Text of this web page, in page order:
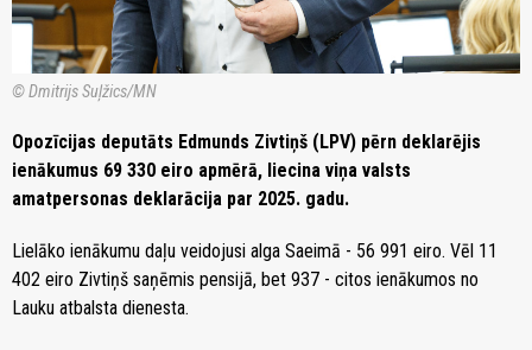
© Dmitrijs Suļžics/MN
Opozīcijas deputāts Edmunds Zivtiņš (LPV) pērn deklarējis
ienākumus 69 330 eiro apmērā, liecina viņa valsts
amatpersonas deklarācija par 2025. gadu.
Lielāko ienākumu daļu veidojusi alga Saeimā - 56 991 eiro. Vēl 11
402 eiro Zivtiņš saņēmis pensijā, bet 937 - citos ienākumos no
Lauku atbalsta dienesta.